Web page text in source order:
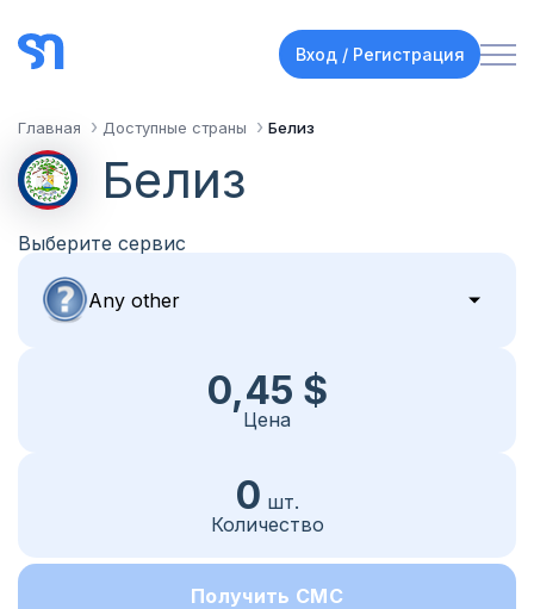
Вход / Регистрация
Главная Доступные страны Белиз
Белиз
Выберите сервис
0,45 $
Цена
0 шт.
Количество
Получить СМС